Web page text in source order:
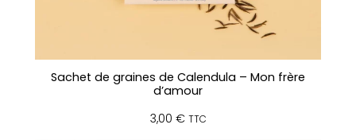
Sachet de graines de Calendula – Mon frère
d’amour
3,00 € TTC